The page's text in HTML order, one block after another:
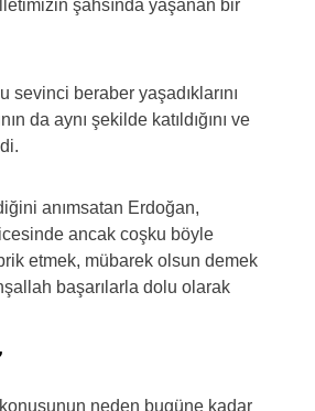
şahsında yaşanan bir
beraber yaşadıklarını
da aynı şekilde katıldığını ve
anımsatan Erdoğan,
ancak coşku böyle
etmek, mübarek olsun demek
başarılarla dolu olarak
neden bugüne kadar